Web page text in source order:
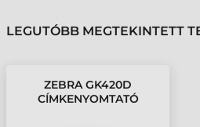
LEGUTÓBB MEGTEKINTETT
ZEBRA GK420D
CÍMKENYOMTATÓ